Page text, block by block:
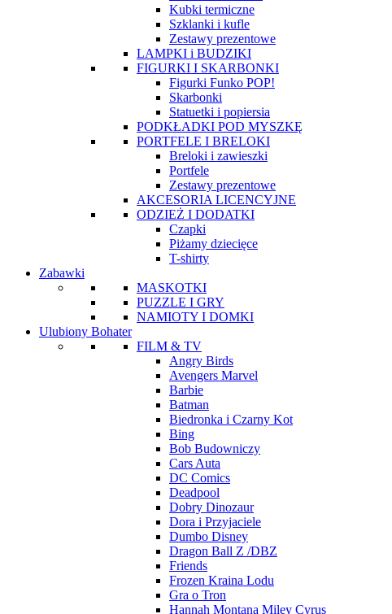
Kubki termiczne
Szklanki i kufle
Zestawy prezentowe
LAMPKI i BUDZIKI
FIGURKI I SKARBONKI
Figurki Funko POP!
Skarbonki
Statuetki i popiersia
PODKŁADKI POD MYSZKĘ
PORTFELE I BRELOKI
Breloki i zawieszki
Portfele
Zestawy prezentowe
AKCESORIA LICENCYJNE
ODZIEŻ I DODATKI
Czapki
Piżamy dziecięce
T-shirty
Zabawki
MASKOTKI
PUZZLE I GRY
NAMIOTY I DOMKI
Ulubiony Bohater
FILM & TV
Angry Birds
Avengers Marvel
Barbie
Batman
Biedronka i Czarny Kot
Bing
Bob Budowniczy
Cars Auta
DC Comics
Deadpool
Dobry Dinozaur
Dora i Przyjaciele
Dumbo Disney
Dragon Ball Z /DBZ
Friends
Frozen Kraina Lodu
Gra o Tron
Hannah Montana Miley Cyrus